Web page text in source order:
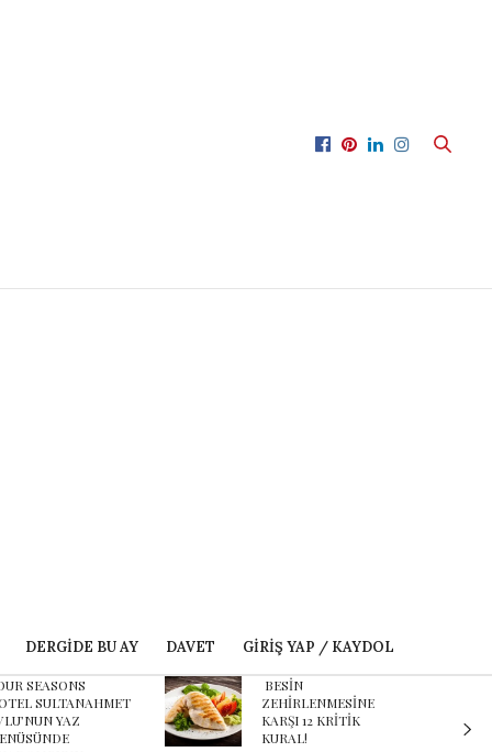
DERGIDE BU AY DAVET GIRIŞ YAP / KAYDOL
12 KRİTİK
Karnaval’dan geçmişe
davet eden yeni
podcast serisi: Ayşegül
Aldinç ile O Zaman